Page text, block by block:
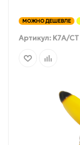
МОЖНО ДЕШЕВЛЕ
Артикул: K7А/СТ